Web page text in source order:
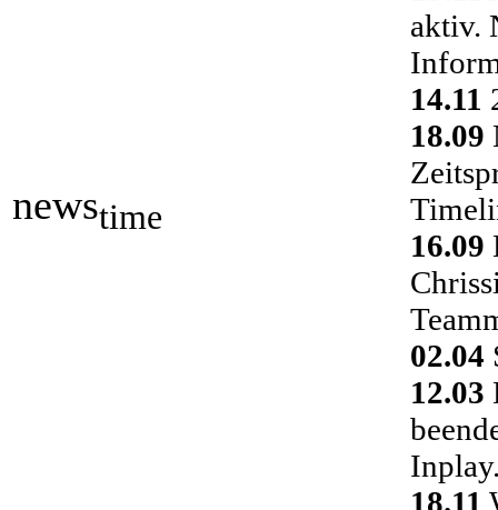
newstime
aktiv.
14.11
18.09
16.09
02.04
12.03
18.11